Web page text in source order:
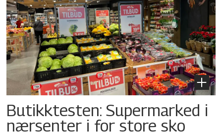
Butikktesten: Supermarked i
nærsenter i for store sko